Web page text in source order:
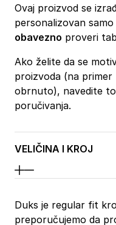
Ovaj proizvod se
personalizovan
obavezno proveri
Ako želite da se
proizvoda (na
obrnuto), navedite
poručivanja.
VELIČINA I KROJ
Duks je regular fit
preporučujemo da